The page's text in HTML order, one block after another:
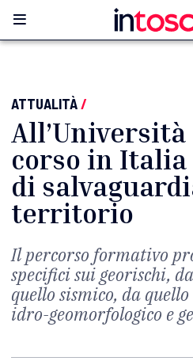
ATTUALITÀ/
All’Università
corso in
di
territorio
Il percorso formativo
specifici sui georischi,
quello sismico, da
idro-geomorfologico e